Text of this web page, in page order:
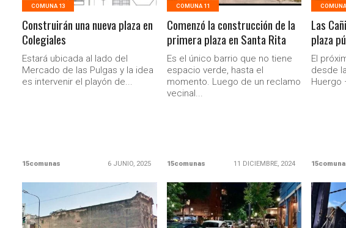
COMUNA 13
Construirán una nueva plaza en
Colegiales
Estará ubicada al lado del
Mercado de las Pulgas y la idea
es intervenir el playón de...
15comunas 6 JUNIO, 2025
COMUNA 11
Comenzó la construcción de la
primera plaza en Santa Rita
Es el único barrio que no tiene
espacio verde, hasta el
momento. Luego de un reclamo
vecinal...
15comunas 11 DICIEMBRE, 2024
Las
plaza
El
desde
Huergo
LEER MAS LEER MAS